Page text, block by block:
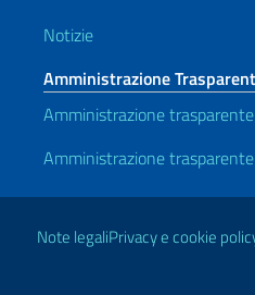
Notizie
Amministrazione
Amministrazione
Amministrazione
Link Utili
Note legaliPrivacy e cookie